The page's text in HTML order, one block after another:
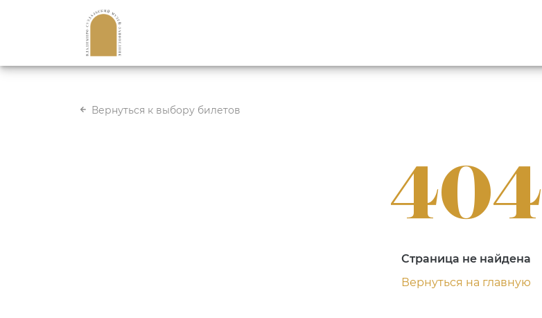
Вернуться к выбору билетов
404
Страница не найдена
Вернуться на главную